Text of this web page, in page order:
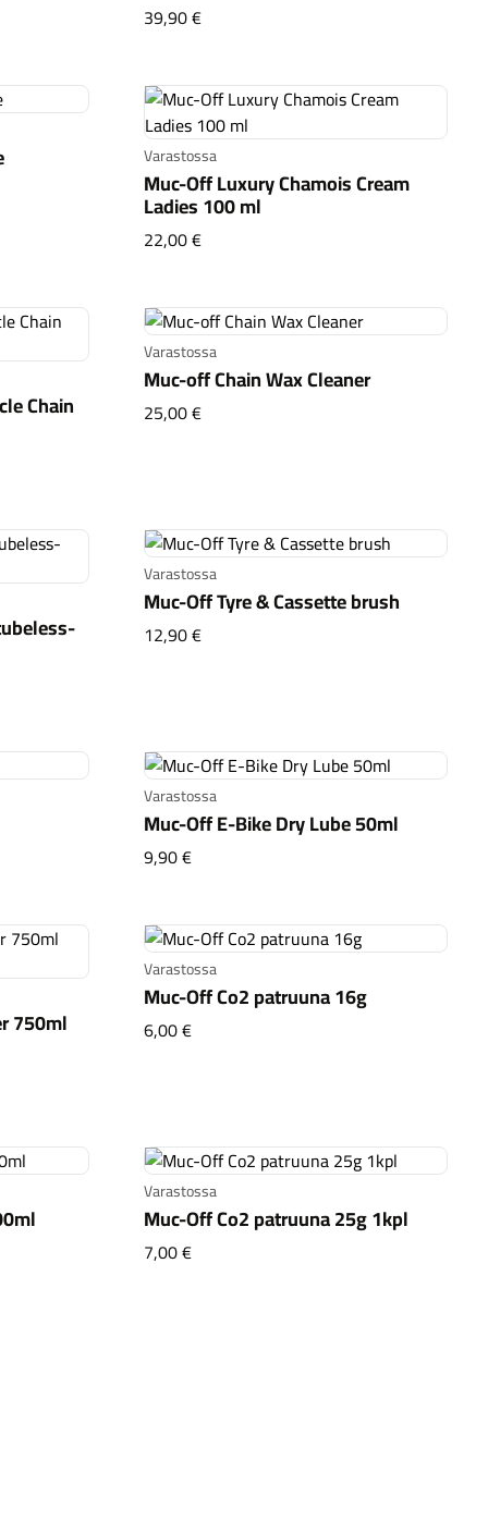
Katso koko valikoima
39,90 €Muc-Off T-shirt Surf blue
Varastossa
Muc-Off Luxury Chamois Cream
Ladies 100 ml
22,00 €Muc-Off Luxury Chamois Cream
Chain
Varastossa
Muc-off Chain Wax Cleaner
25,00 €Muc-off Chain Wax Cleaner
Varastossa
Muc-Off Tyre & Cassette brush
12,90 €Muc-Off Tyre & Cassette brush
Varastossa
Muc-Off E-Bike Dry Lube 50ml
9,90 €Muc-Off E-Bike Dry Lube 50ml
750ml
Varastossa
Muc-Off Co2 patruuna 16g
6,00 €Muc-Off Co2 patruuna 16g
Varastossa
Muc-Off Co2 patruuna 25g 1kpl
7,00 €Muc-Off Co2 patruuna 25g 1kpl